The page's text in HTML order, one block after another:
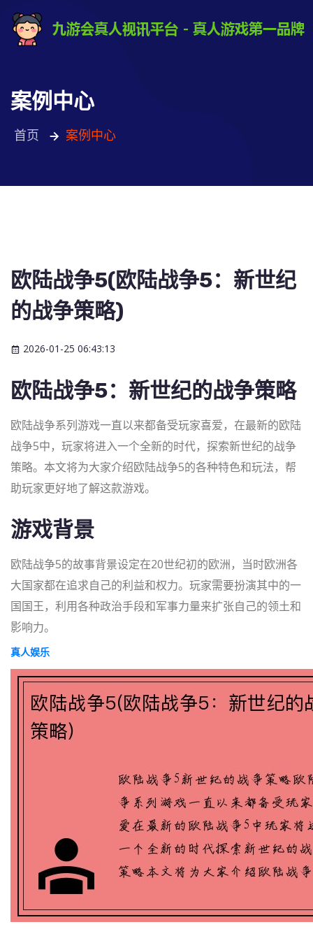
案例中心
首页 案例中心
欧陆战争5(欧陆战争5：新世纪
的战争策略)
2026-01-25 06:43:13
欧陆战争5：新世纪的战争策略
欧陆战争系列游戏一直以来都备受玩家喜爱，在最新的欧陆
战争5中，玩家将进入一个全新的时代，探索新世纪的战争
策略。本文将为大家介绍欧陆战争5的各种特色和玩法，帮
助玩家更好地了解这款游戏。
游戏背景
欧陆战争5的故事背景设定在20世纪初的欧洲，当时欧洲各
大国家都在追求自己的利益和权力。玩家需要扮演其中的一
国国王，利用各种政治手段和军事力量来扩张自己的领土和
影响力。
真人娱乐